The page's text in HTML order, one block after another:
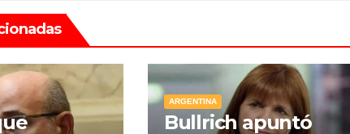
ARGENTINA
Bullrich apuntó